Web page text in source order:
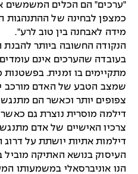
"ערכים" הם הכלים המשמשים
כמצפן לבחינה של ההתנהגות
מידה לאבחנה בין טוב לרע".
הנקודה החשובה ביותר להבנת
בעובדה שהערכים אינם
מתקיימים בו זמנית.
שמצב הטבע של האדם מורכב
צפופים יותר וכאשר הם
דילמה מוסרית נוצרת גם כאשר
צרכיו האישיים של אדם
דילמות אתיות יושתת על דרוג
העיסוק בנושא האתיקה
הנו אוניברסאלי במשמעותו